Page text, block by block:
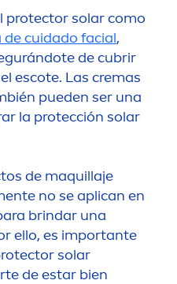
protector solar como
cuidado facial,
de cubrir
escote. Las cremas
pueden ser una
la protección solar
de maquillaje
te no se aplican en
brindar una
ello, es importante
or solar
de estar bien